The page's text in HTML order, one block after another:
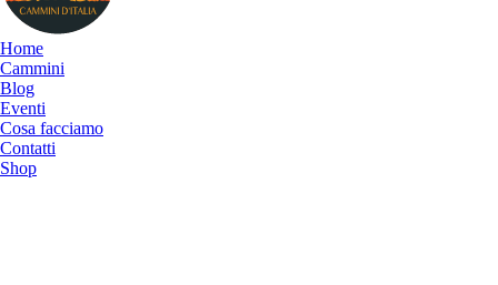
Home
Cammini
Blog
Eventi
Cosa facciamo
Contatti
Shop